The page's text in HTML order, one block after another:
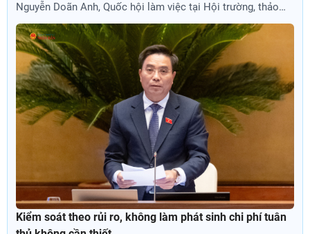
Nguyễn Doãn Anh, Quốc hội làm việc tại Hội trường, thảo
luận về dự án Luật sửa đổi, bổ sung một số điều của 9 luật
về quân sự, quốc phòng. Thời sự Quốc hộiXây dựng khu vực
phòng thủ cấp xã, phường vững mạnh toàn diệnThanh Hải •
08/08/2026 12:53Sáng 8/8, dưới sự chủ trì của Chủ tịch
Quốc hội Trần Thanh Mẫn và điều hành của Phó Chủ tịch
Quốc hội, Thượng tướng Nguyễn Doãn Anh, Quốc hội làm
việc tại Hội trường, thảo luận về dự án Luật sửa đổi, bổ sung
một số điều của 9 luật về quân sự, quốc phòng.Chủ tịch
Quốc hội Trần Thanh Mẫn chủ trì phiên họp, Phó Chủ tịch
Quốc hội, Thượng tướng Nguyễn Doãn Anh điều hành phiên
họp. Ảnh: Phạm ThắngCủng cố khu vực phòng thủ từ cơ
sởCác đại biểu Quốc hội đánh giá cao sự chủ động, khẩn
trương của Chính phủ và Bộ Quốc phòng đã chỉ đạo các cơ
Kiểm soát theo rủi ro, không làm phát sinh chi phí tuân